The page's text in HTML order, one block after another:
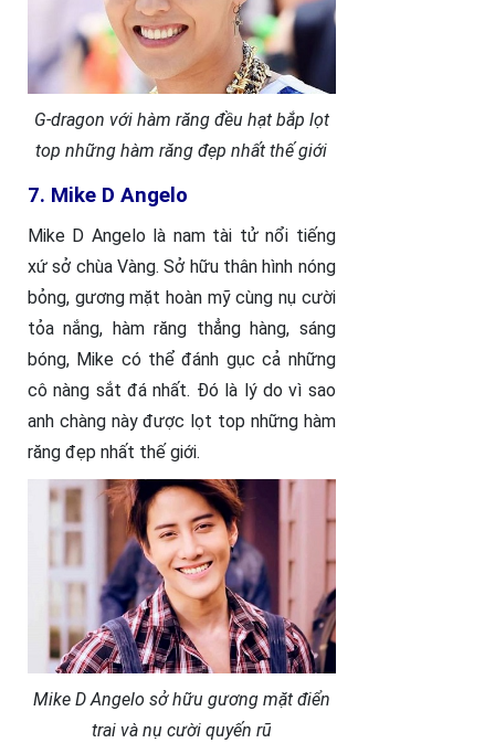
G-dragon với hàm răng đều hạt bắp lọt
top những hàm răng đẹp nhất thế giới
7. Mike D Angelo
Mike D Angelo là nam tài tử nổi tiếng
xứ sở chùa Vàng. Sở hữu thân hình nóng
bỏng, gương mặt hoàn mỹ cùng nụ cười
tỏa nắng, hàm răng thẳng hàng, sáng
bóng, Mike có thể đánh gục cả những
cô nàng sắt đá nhất. Đó là lý do vì sao
anh chàng này được lọt top những hàm
răng đẹp nhất thế giới.
Mike D Angelo sở hữu gương mặt điển
trai và nụ cười quyến rũ